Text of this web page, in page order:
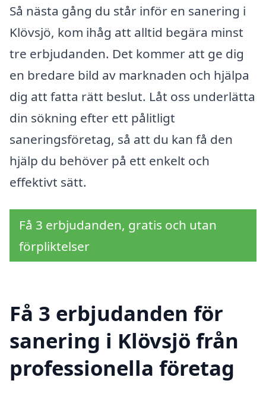
Så nästa gång du står inför en sanering i
Klövsjö, kom ihåg att alltid begära minst
tre erbjudanden. Det kommer att ge dig
en bredare bild av marknaden och hjälpa
dig att fatta rätt beslut. Låt oss underlätta
din sökning efter ett pålitligt
saneringsföretag, så att du kan få den
hjälp du behöver på ett enkelt och
effektivt sätt.
Få 3 erbjudanden, gratis och utan
förpliktelser
Få 3 erbjudanden för
sanering i Klövsjö från
professionella företag